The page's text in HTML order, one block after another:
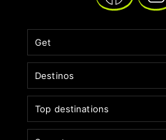
Get
Destinos
Top destinations